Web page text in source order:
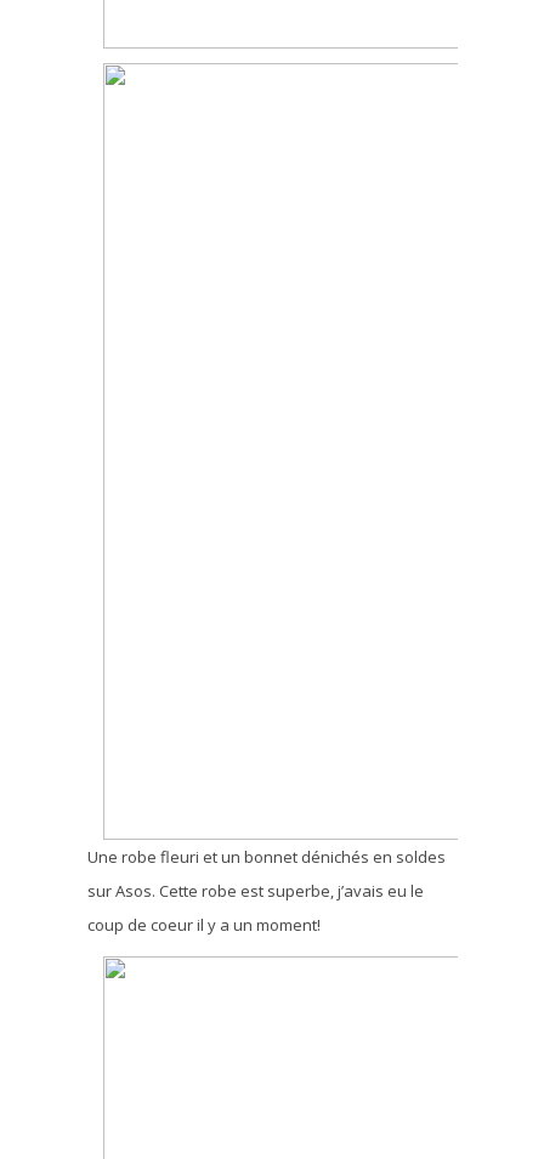
Une robe fleuri et un bonnet dénichés en soldes
sur Asos. Cette robe est superbe, j’avais eu le
coup de coeur il y a un moment!